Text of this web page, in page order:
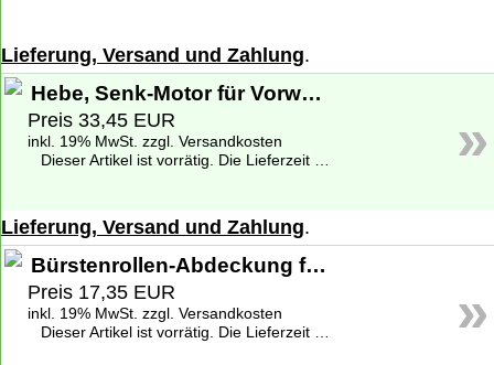
Lieferung, Versand und Zahlung.
»
Hebe, Senk-Motor für Vorwerk Elektrobürste EB 400 - Neuware
Preis 33,45 EUR
inkl. 19% MwSt. zzgl. Versandkosten
Dieser Artikel ist vorrätig. Die Lieferzeit beträgt 1-2 Werktage deutschlandweit. Weitere Informationen zu den Lieferzeiten finden Sie unter
Lieferung, Versand und Zahlung.
»
Bürstenrollen-Abdeckung für Vorwerk Elektrobürste EB 400
Preis 17,35 EUR
inkl. 19% MwSt. zzgl. Versandkosten
Dieser Artikel ist vorrätig. Die Lieferzeit beträgt 1-2 Werktage deutschlandweit. Weitere Informationen zu den Lieferzeiten finden Sie unter